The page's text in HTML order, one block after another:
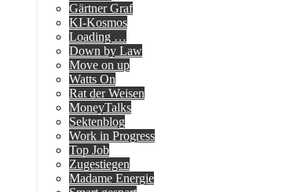
Gärtner Graf
KI-Kosmos
Loading …
Down by Law
Move on up
Watts On
Rat der Weisen
MoneyTalks
Sektenblog
Work in Progress
Top Job
Zugestiegen
Madame Energie